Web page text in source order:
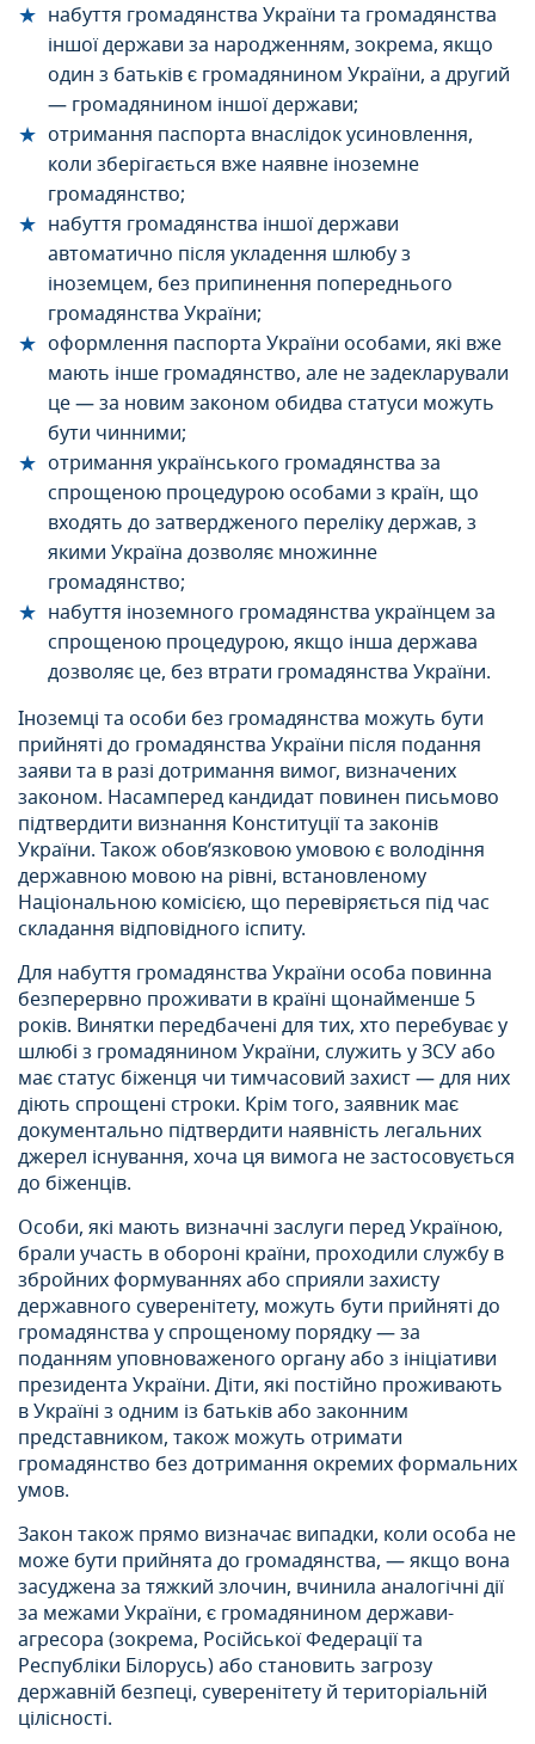
набуття громадянства України та громадянства
іншої держави за народженням, зокрема, якщо
один з батьків є громадянином України, а другий
— громадянином іншої держави;
отримання паспорта внаслідок усиновлення,
коли зберігається вже наявне іноземне
громадянство;
набуття громадянства іншої держави
автоматично після укладення шлюбу з
іноземцем, без припинення попереднього
громадянства України;
оформлення паспорта України особами, які вже
мають інше громадянство, але не задекларували
це — за новим законом обидва статуси можуть
бути чинними;
отримання українського громадянства за
спрощеною процедурою особами з країн, що
входять до затвердженого переліку держав, з
якими Україна дозволяє множинне
громадянство;
набуття іноземного громадянства українцем за
спрощеною процедурою, якщо інша держава
дозволяє це, без втрати громадянства України.
Іноземці та особи без громадянства можуть бути
прийняті до громадянства України після подання
заяви та в разі дотримання вимог, визначених
законом. Насамперед кандидат повинен письмово
підтвердити визнання Конституції та законів
України. Також обов’язковою умовою є володіння
державною мовою на рівні, встановленому
Національною комісією, що перевіряється під час
складання відповідного іспиту.
Для набуття громадянства України особа повинна
безперервно проживати в країні щонайменше 5
років. Винятки передбачені для тих, хто перебуває у
шлюбі з громадянином України, служить у ЗСУ або
має статус біженця чи тимчасовий захист — для них
діють спрощені строки. Крім того, заявник має
документально підтвердити наявність легальних
джерел існування, хоча ця вимога не застосовується
до біженців.
Особи, які мають визначні заслуги перед Україною,
брали участь в обороні країни, проходили службу в
збройних формуваннях або сприяли захисту
державного суверенітету, можуть бути прийняті до
громадянства у спрощеному порядку — за
поданням уповноваженого органу або з ініціативи
президента України. Діти, які постійно проживають
в Україні з одним із батьків або законним
представником, також можуть отримати
громадянство без дотримання окремих формальних
умов.
Закон також прямо визначає випадки, коли особа не
може бути прийнята до громадянства, — якщо вона
засуджена за тяжкий злочин, вчинила аналогічні дії
за межами України, є громадянином держави-
агресора (зокрема, Російської Федерації та
Республіки Білорусь) або становить загрозу
державній безпеці, суверенітету й територіальній
цілісності.